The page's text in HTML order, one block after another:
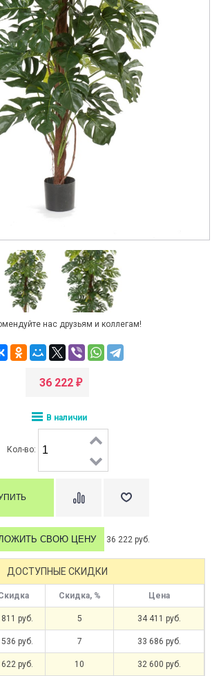
нас друзьям и коллегам!
36 222 ₽
В наличии
Кол-во:
СВОЮ ЦЕНУ 36 222 руб.
ДОСТУПНЫЕ СКИДКИ
Скидка, % Цена
811 руб. 5 34 411 руб.
536 руб. 7 33 686 руб.
622 руб. 10 32 600 руб.